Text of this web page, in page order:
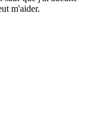
m'aider.